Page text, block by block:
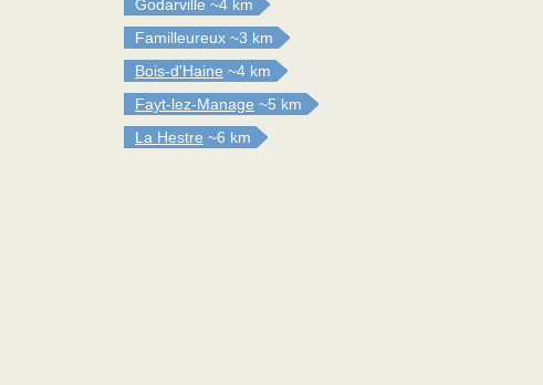
Godarville ~4 km
Familleureux ~3 km
Bois-d'Haine ~4 km
Fayt-lez-Manage ~5 km
La Hestre ~6 km